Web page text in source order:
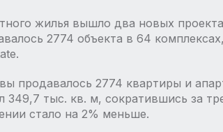
жилья вышло два новых
2774 объекта в 64
продавалось 2774 квартиры и
тыс. кв. м, сократившись за
стало на 2% меньше.